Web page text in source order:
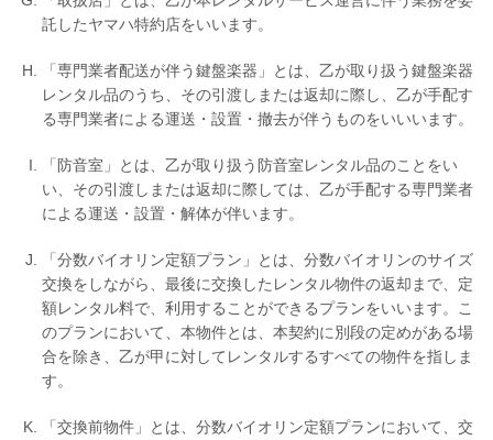
よくあるご質問はこちら
法人のお客様はこちら
閉じる
託したヤマハ特約店をいいます。
「専門業者配送が伴う鍵盤楽器」とは、乙が取り扱う鍵盤楽器
レンタル品のうち、その引渡しまたは返却に際し、乙が手配す
る専門業者による運送・設置・撤去が伴うものをいいいます。
「防音室」とは、乙が取り扱う防音室レンタル品のことをい
い、その引渡しまたは返却に際しては、乙が手配する専門業者
による運送・設置・解体が伴います。
「分数バイオリン定額プラン」とは、分数バイオリンのサイズ
交換をしながら、最後に交換したレンタル物件の返却まで、定
額レンタル料で、利用することができるプランをいいます。こ
のプランにおいて、本物件とは、本契約に別段の定めがある場
合を除き、乙が甲に対してレンタルするすべての物件を指しま
す。
「交換前物件」とは、分数バイオリン定額プランにおいて、交